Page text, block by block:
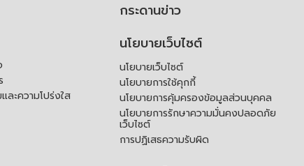
ละความโปร่งใส
กระดานข่าว
นโยบายเว็บไซต์
นโยบายเว็บไซต์
นโยบายการใช้คุกกี้
นโยบายการคุ้มครองข้อมูลส่วนบุคคล
นโยบายการรักษาความมั่นคงปลอดภัย
เว็บไซต์
การปฏิเสธความรับผิด